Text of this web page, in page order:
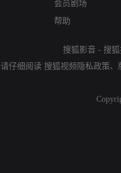
会员剧场
帮助
搜狐影音 - 搜
请仔细阅读 搜狐视频隐私政策、